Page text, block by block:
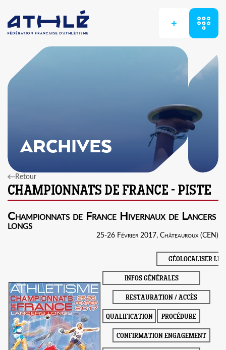
+
ARCHIVES
Retour
Championnats de France Hivernaux de Lancers
longs
25-26 Février 2017, Châteauroux (CEN)
GÉOLOCALISER LE
INFOS GÉNÉRALES
RESTAURATION / ACCÈS
QUALIFICATION PROCÉDURE
CONFIRMATION ENGAGEMENT